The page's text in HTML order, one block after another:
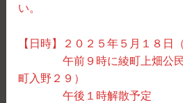
い。
【日時】２０２５年５月１８日
午前９時に綾町上畑公民
町入野２９）
午後１時解散予定